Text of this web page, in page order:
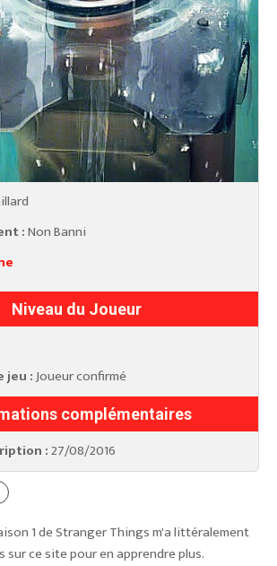
:Non Banni
Niveau du Joueur
jeu :Joueur confirmé
complémentaires
:27/08/2016
1 de Stranger Things m'a littéralement
sur ce site pour en apprendre plus.